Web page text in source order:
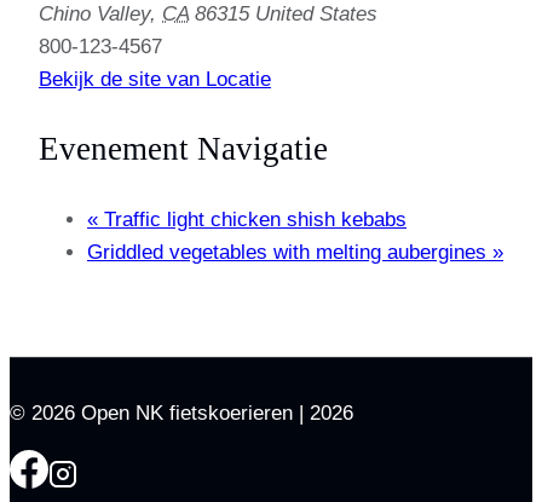
Chino Valley, CA 86315 United States
800-123-4567
Bekijk de site van Locatie
Evenement Navigatie
« Traffic light chicken shish kebabs
Griddled vegetables with melting aubergines »
© 2026 Open NK fietskoerieren | 2026